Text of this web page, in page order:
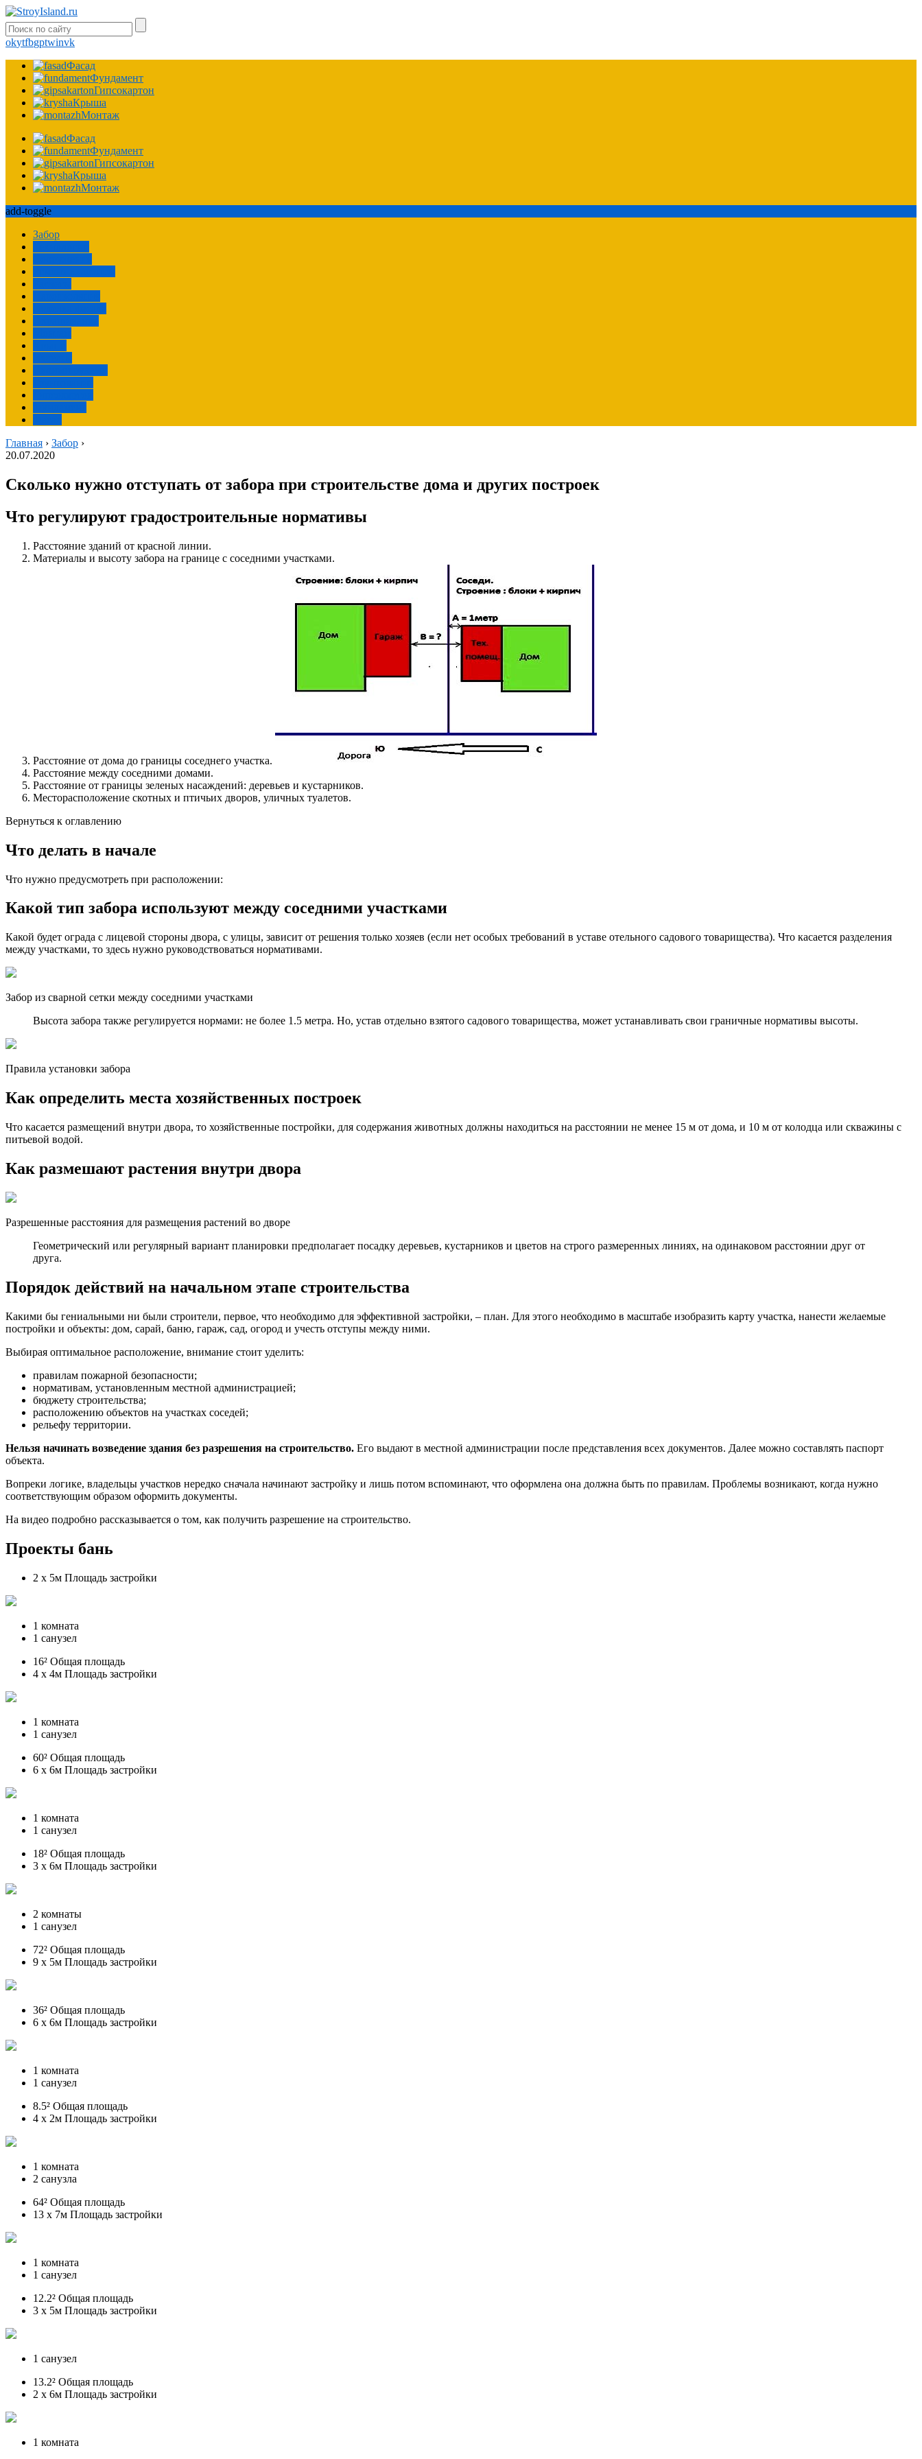
okytfbgptwinvk
Фасад
Фундамент
Гипсокартон
Крыша
Монтаж
Фасад
Фундамент
Гипсокартон
Крыша
Монтаж
add-toggle
Забор
Главная › Забор ›
20.07.2020
Сколько нужно отступать от забора при строительстве дома и других построек
Что регулируют градостроительные нормативы
Расстояние зданий от красной линии.
Материалы и высоту забора на границе с соседними участками.
Расстояние от дома до границы соседнего участка.
Расстояние между соседними домами.
Расстояние от границы зеленых насаждений: деревьев и кустарников.
Месторасположение скотных и птичьих дворов, уличных туалетов.
Вернуться к оглавлению
Что делать в начале
Что нужно предусмотреть при расположении:
Какой тип забора используют между соседними участками
Какой будет ограда с лицевой стороны двора, с улицы, зависит от решения только хозяев (если нет особых требований в уставе отельного садового товарищества). Что касается разделения
между участками, то здесь нужно руководствоваться нормативами.
Забор из сварной сетки между соседними участками
Высота забора также регулируется нормами: не более 1.5 метра. Но, устав отдельно взятого садового товарищества, может устанавливать свои граничные нормативы высоты.
Правила установки забора
Как определить места хозяйственных построек
Что касается размещений внутри двора, то хозяйственные постройки, для содержания животных должны находиться на расстоянии не менее 15 м от дома, и 10 м от колодца или скважины с
питьевой водой.
Как размешают растения внутри двора
Разрешенные расстояния для размещения растений во дворе
Геометрический или регулярный вариант планировки предполагает посадку деревьев, кустарников и цветов на строго размеренных линиях, на одинаковом расстоянии друг от
друга.
Порядок действий на начальном этапе строительства
Какими бы гениальными ни были строители, первое, что необходимо для эффективной застройки, – план. Для этого необходимо в масштабе изобразить карту участка, нанести желаемые
постройки и объекты: дом, сарай, баню, гараж, сад, огород и учесть отступы между ними.
Выбирая оптимальное расположение, внимание стоит уделить:
правилам пожарной безопасности;
нормативам, установленным местной администрацией;
бюджету строительства;
расположению объектов на участках соседей;
рельефу территории.
Нельзя начинать возведение здания без разрешения на строительство. Его выдают в местной администрации после представления всех документов. Далее можно составлять паспорт
объекта.
Вопреки логике, владельцы участков нередко сначала начинают застройку и лишь потом вспоминают, что оформлена она должна быть по правилам. Проблемы возникают, когда нужно
соответствующим образом оформить документы.
На видео подробно рассказывается о том, как получить разрешение на строительство.
Проекты бань
2 x 5м Площадь застройки
1 комната
1 санузел
16² Общая площадь
4 x 4м Площадь застройки
1 комната
1 санузел
60² Общая площадь
6 x 6м Площадь застройки
1 комната
1 санузел
18² Общая площадь
3 x 6м Площадь застройки
2 комнаты
1 санузел
72² Общая площадь
9 x 5м Площадь застройки
36² Общая площадь
6 x 6м Площадь застройки
1 комната
1 санузел
8.5² Общая площадь
4 x 2м Площадь застройки
1 комната
2 санузла
64² Общая площадь
13 x 7м Площадь застройки
1 комната
1 санузел
12.2² Общая площадь
3 x 5м Площадь застройки
1 санузел
13.2² Общая площадь
2 x 6м Площадь застройки
1 комната